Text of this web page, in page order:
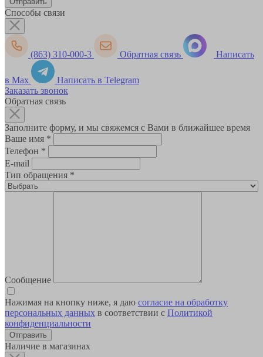
Способы связи
(863) 310-000-3 Обратная связь Написать
в Max
Написать в Telegram
Заказать звонок
Обратная связь
Заполните форму, и мы свяжемся с Вами в ближайшее время
Ваше имя *
Телефон *
E-mail
Тип обращения *
Сообщение
Нажимая на кнопку ниже, я даю согласие на обработку
персональных данных в соответствии с Политикой
конфиденциальности
Наличие в магазинах